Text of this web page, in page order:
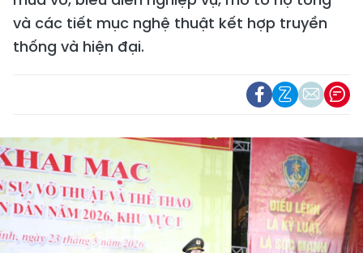
và các tiết mục nghệ thuật kết hợp truyền
thống và hiện đại.